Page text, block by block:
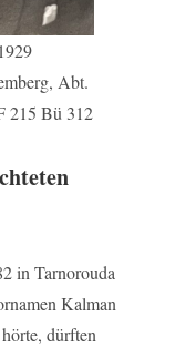
Abt.
215 Bü 312
in Tarnorouda
Kalman
dürften